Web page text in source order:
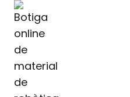
Vés
contingut